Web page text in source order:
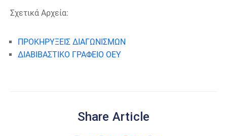
Σχετικά Αρχεία:
ΠΡΟΚΗΡΥΞΕΙΣ ΔΙΑΓΩΝΙΣΜΩΝ
ΔΙΑΒΙΒΑΣΤΙΚΟ ΓΡΑΦΕΙΟ ΟΕΥ
Share Article